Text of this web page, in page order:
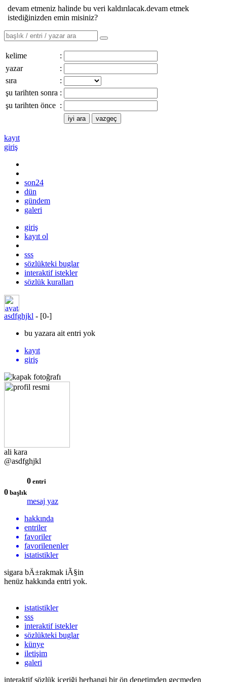
devam etmeniz halinde bu veri kaldırılacak.devam etmek
istediğinizden emin misiniz?
kelime
:
yazar
:
sıra
:
şu tarihten sonra :
şu tarihten önce :
kayıt
giriş
son24
dün
gündem
galeri
giriş
kayıt ol
sss
sözlükteki buglar
interaktif istekler
sözlük kuralları
asdfghjkl - [0-]
bu yazara ait entri yok
kayıt
giriş
ali kara
@asdfghjkl
0 başlık
0 entri
mesaj yaz
hakkında
entriler
favoriler
favorilenenler
istatistikler
sigara bÄ±rakmak iÃ§in
henüz hakkında entri yok.
istatistikler
sss
interaktif istekler
sözlükteki buglar
künye
iletişim
galeri
interaktif sözlük içeriği herhangi bir ön denetimden geçmeden